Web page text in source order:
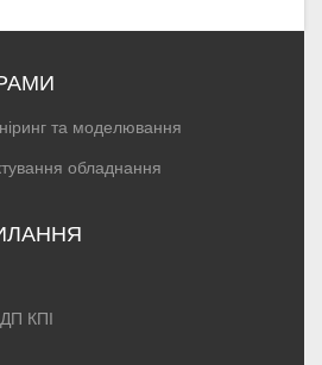
та моделювання
обладнання
КПІ